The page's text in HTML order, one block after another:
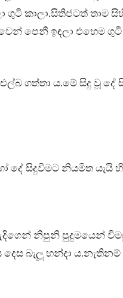
කාලා.සිතිජටත් තාම
පෙනී ඉඳලා එහෙම
ගත්තා ය.මේ සිදු වූ දේ
සිදුවීමට නියමිත යැයි
නිපුනි පුදුමයෙන්
බැලූ හන්දා